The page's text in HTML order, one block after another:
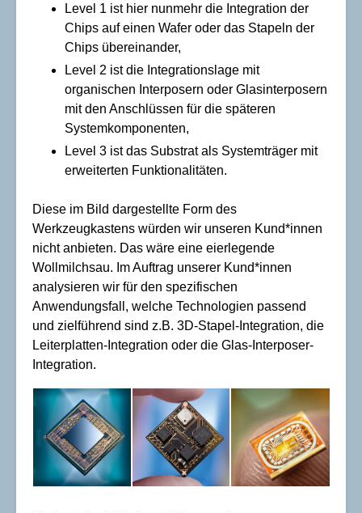
Level 1 ist hier nunmehr die Integration der
Chips auf einen Wafer oder das Stapeln der
Chips übereinander,
Level 2 ist die Integrationslage mit
organischen Interposern oder Glasinterposern
mit den Anschlüssen für die späteren
Systemkomponenten,
Level 3 ist das Substrat als Systemträger mit
erweiterten Funktionalitäten.
Diese im Bild dargestellte Form des
Werkzeugkastens würden wir unseren Kund*innen
nicht anbieten. Das wäre eine eierlegende
Wollmilchsau. Im Auftrag unserer Kund*innen
analysieren wir für den spezifischen
Anwendungsfall, welche Technologien passend
und zielführend sind z.B. 3D-Stapel-Integration, die
Leiterplatten-Integration oder die Glas-Interposer-
Integration.